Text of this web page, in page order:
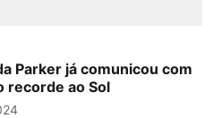
Parker já comunicou com
recorde ao Sol